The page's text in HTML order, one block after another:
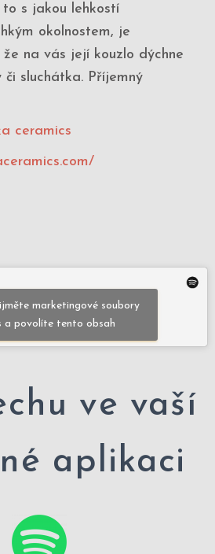
s jakou lehkostí
okolnostem, je
že na vás její kouzlo dýchne
sluchátka. Příjemný
ceramics
marketingové soubory
a povolíte tento obsah
ve vaší
aplikaci